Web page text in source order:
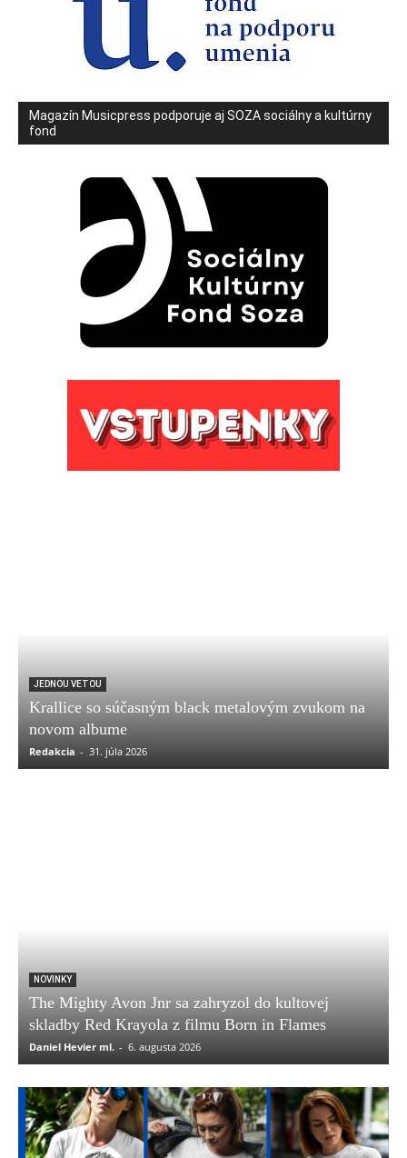
Magazín Musicpress podporuje aj SOZA sociálny a kultúrny
fond
JEDNOU VETOU
Krallice so súčasným black metalovým zvukom na
novom albume
Redakcia - 31. júla 2026
NOVINKY
The Mighty Avon Jnr sa zahryzol do kultovej
skladby Red Krayola z filmu Born in Flames
Daniel Hevier ml. - 6. augusta 2026